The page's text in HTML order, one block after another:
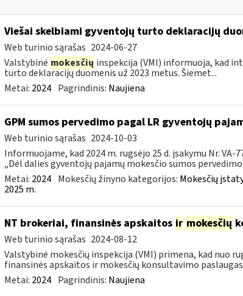
Viešai skelbiami gyventojų turto deklaracijų
Web turinio sąrašas 2024-06-27
Valstybinė mokesčių inspekcija (VMI) informuoja, kad
turto deklaracijų duomenis už 2023 metus. Šiemet...
Metai: 2024 Pagrindinis: Naujiena
GPM sumos pervedimo pagal LR gyventojų
Web turinio sąrašas 2024-10-03
Informuojame, kad 2024 m. rugsėjo 25 d. įsakymu Nr.
„Dėl dalies gyventojų pajamų mokesčio sumos
Metai: 2024 Mokesčių žinyno kategorijos: Mokesčių
2025 m.
NT brokeriai, finansinės apskaitos ir mokesčių
Web turinio sąrašas 2024-08-12
Valstybinė mokesčių inspekcija (VMI) primena, kad nuo
finansinės apskaitos ir mokesčių konsultavimo
Metai: 2024 Pagrindinis: Naujiena